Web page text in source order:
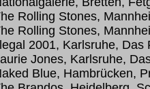
Rolling Stones,
Rolling Stones,
2001, Karlsruhe, Das
Jones, Karlsruhe,
Blue, Hambrücken,